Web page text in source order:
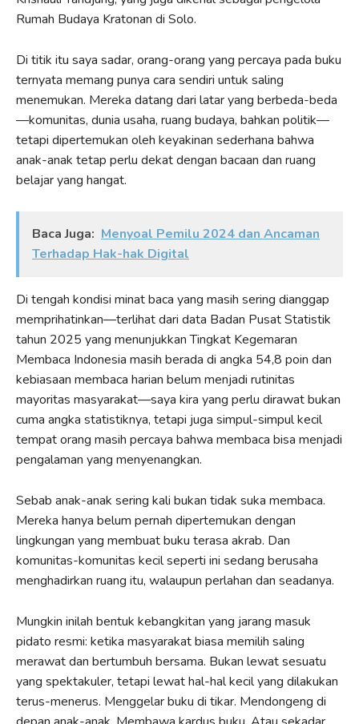
Rumah Budaya Kratonan di Solo.
Di titik itu saya sadar, orang-orang yang percaya pada buku
ternyata memang punya cara sendiri untuk saling
menemukan. Mereka datang dari latar yang berbeda-beda
—komunitas, dunia usaha, ruang budaya, bahkan politik—
tetapi dipertemukan oleh keyakinan sederhana bahwa
anak-anak tetap perlu dekat dengan bacaan dan ruang
belajar yang hangat.
Baca Juga: Menyoal Pemilu 2024 dan Ancaman
Terhadap Hak-hak Digital
Di tengah kondisi minat baca yang masih sering dianggap
memprihatinkan—terlihat dari data Badan Pusat Statistik
tahun 2025 yang menunjukkan Tingkat Kegemaran
Membaca Indonesia masih berada di angka 54,8 poin dan
kebiasaan membaca harian belum menjadi rutinitas
mayoritas masyarakat—saya kira yang perlu dirawat bukan
cuma angka statistiknya, tetapi juga simpul-simpul kecil
tempat orang masih percaya bahwa membaca bisa menjadi
pengalaman yang menyenangkan.
Sebab anak-anak sering kali bukan tidak suka membaca.
Mereka hanya belum pernah dipertemukan dengan
lingkungan yang membuat buku terasa akrab. Dan
komunitas-komunitas kecil seperti ini sedang berusaha
menghadirkan ruang itu, walaupun perlahan dan seadanya.
Mungkin inilah bentuk kebangkitan yang jarang masuk
pidato resmi: ketika masyarakat biasa memilih saling
merawat dan bertumbuh bersama. Bukan lewat sesuatu
yang spektakuler, tetapi lewat hal-hal kecil yang dilakukan
terus-menerus. Menggelar buku di tikar. Mendongeng di